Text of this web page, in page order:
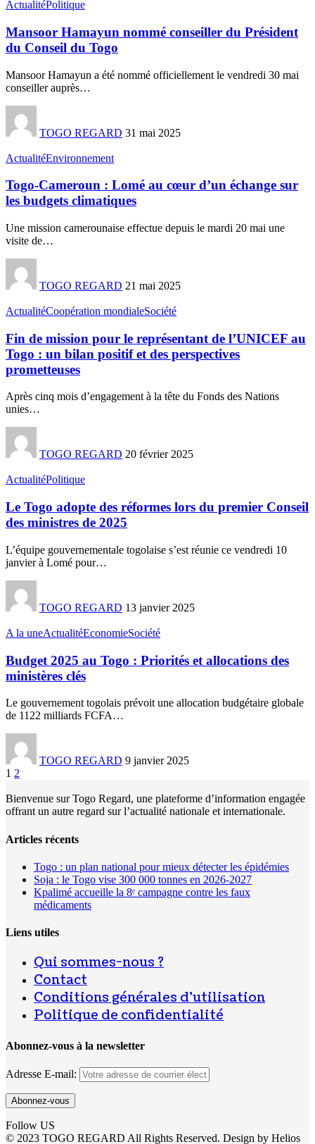
ActualitéPolitique
Mansoor Hamayun nommé conseiller du Président
du Conseil du Togo
Mansoor Hamayun a été nommé officiellement le vendredi 30 mai
conseiller auprès…
TOGO REGARD 31 mai 2025
ActualitéEnvironnement
Togo-Cameroun : Lomé au cœur d’un échange sur
les budgets climatiques
Une mission camerounaise effectue depuis le mardi 20 mai une
visite de…
TOGO REGARD 21 mai 2025
ActualitéCoopération mondialeSociété
Fin de mission pour le représentant de l’UNICEF au
Togo : un bilan positif et des perspectives
prometteuses
Après cinq mois d’engagement à la tête du Fonds des Nations
unies…
TOGO REGARD 20 février 2025
ActualitéPolitique
Le Togo adopte des réformes lors du premier Conseil
des ministres de 2025
L’équipe gouvernementale togolaise s’est réunie ce vendredi 10
janvier à Lomé pour…
TOGO REGARD 13 janvier 2025
A la uneActualitéEconomieSociété
Budget 2025 au Togo : Priorités et allocations des
ministères clés
Le gouvernement togolais prévoit une allocation budgétaire globale
de 1122 milliards FCFA…
TOGO REGARD 9 janvier 2025
1 2
Bienvenue sur Togo Regard, une plateforme d’information engagée
offrant un autre regard sur l’actualité nationale et internationale.
Articles récents
Togo : un plan national pour mieux détecter les épidémies
Soja : le Togo vise 300 000 tonnes en 2026-2027
Kpalimé accueille la 8ᵉ campagne contre les faux
médicaments
Liens utiles
Qui sommes-nous ?
Contact
Conditions générales d’utilisation
Politique de confidentialité
Abonnez-vous à la newsletter
Adresse E-mail:
Follow US
© 2023 TOGO REGARD All Rights Reserved. Design by Helios